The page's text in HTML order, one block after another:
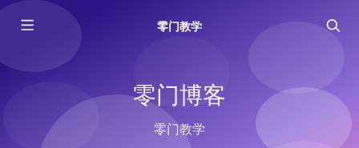
零门教学
零门博客
零门教学